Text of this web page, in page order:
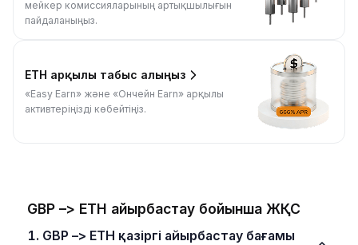
мейкер комиссияларының артықшылығын
пайдаланыңыз.
ETH арқылы табыс алыңыз
«Easy Earn» және «Ончейн Earn» арқылы
активтеріңізді көбейтіңіз.
GBP –> ETH айырбастау бойынша ЖҚС
1. GBP –> ETH қазіргі айырбастау бағамы